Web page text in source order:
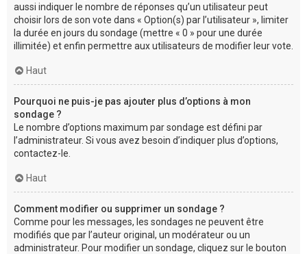
aussi indiquer le nombre de réponses qu’un utilisateur peut
choisir lors de son vote dans « Option(s) par l’utilisateur », limiter
la durée en jours du sondage (mettre « 0 » pour une durée
illimitée) et enfin permettre aux utilisateurs de modifier leur vote.
Haut
Pourquoi ne puis-je pas ajouter plus d’options à mon
sondage ?
Le nombre d’options maximum par sondage est défini par
l’administrateur. Si vous avez besoin d’indiquer plus d’options,
contactez-le.
Haut
Comment modifier ou supprimer un sondage ?
Comme pour les messages, les sondages ne peuvent être
modifiés que par l’auteur original, un modérateur ou un
administrateur. Pour modifier un sondage, cliquez sur le bouton